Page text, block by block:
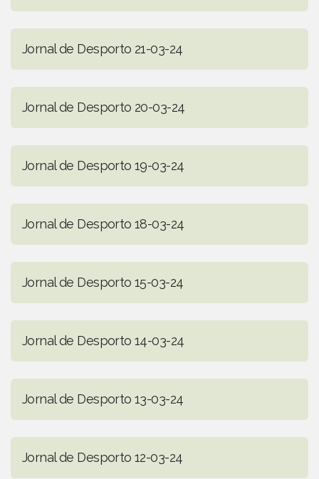
Jornal de Desporto 21-03-24
Jornal de Desporto 20-03-24
Jornal de Desporto 19-03-24
Jornal de Desporto 18-03-24
Jornal de Desporto 15-03-24
Jornal de Desporto 14-03-24
Jornal de Desporto 13-03-24
Jornal de Desporto 12-03-24